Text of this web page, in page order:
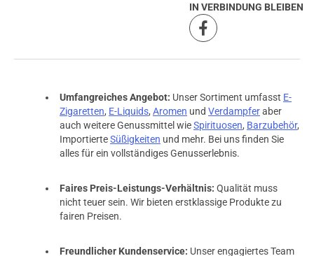
IN VERBINDUNG BLEIBEN
Umfangreiches Angebot: Unser Sortiment umfasst E-
Zigaretten, E-Liquids, Aromen und Verdampferaber
auch weitere Genussmittel wieSpirituosen, Barzubehör,
ImportierteSüßigkeiten und mehr. Bei uns finden Sie
alles für ein vollständiges Genusserlebnis.
Faires Preis-Leistungs-Verhältnis: Qualität muss
nicht teuer sein. Wir bieten erstklassige Produkte zu
fairen Preisen.
Freundlicher Kundenservice: Unser engagiertes Team